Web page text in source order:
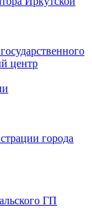
центр
города
ГП